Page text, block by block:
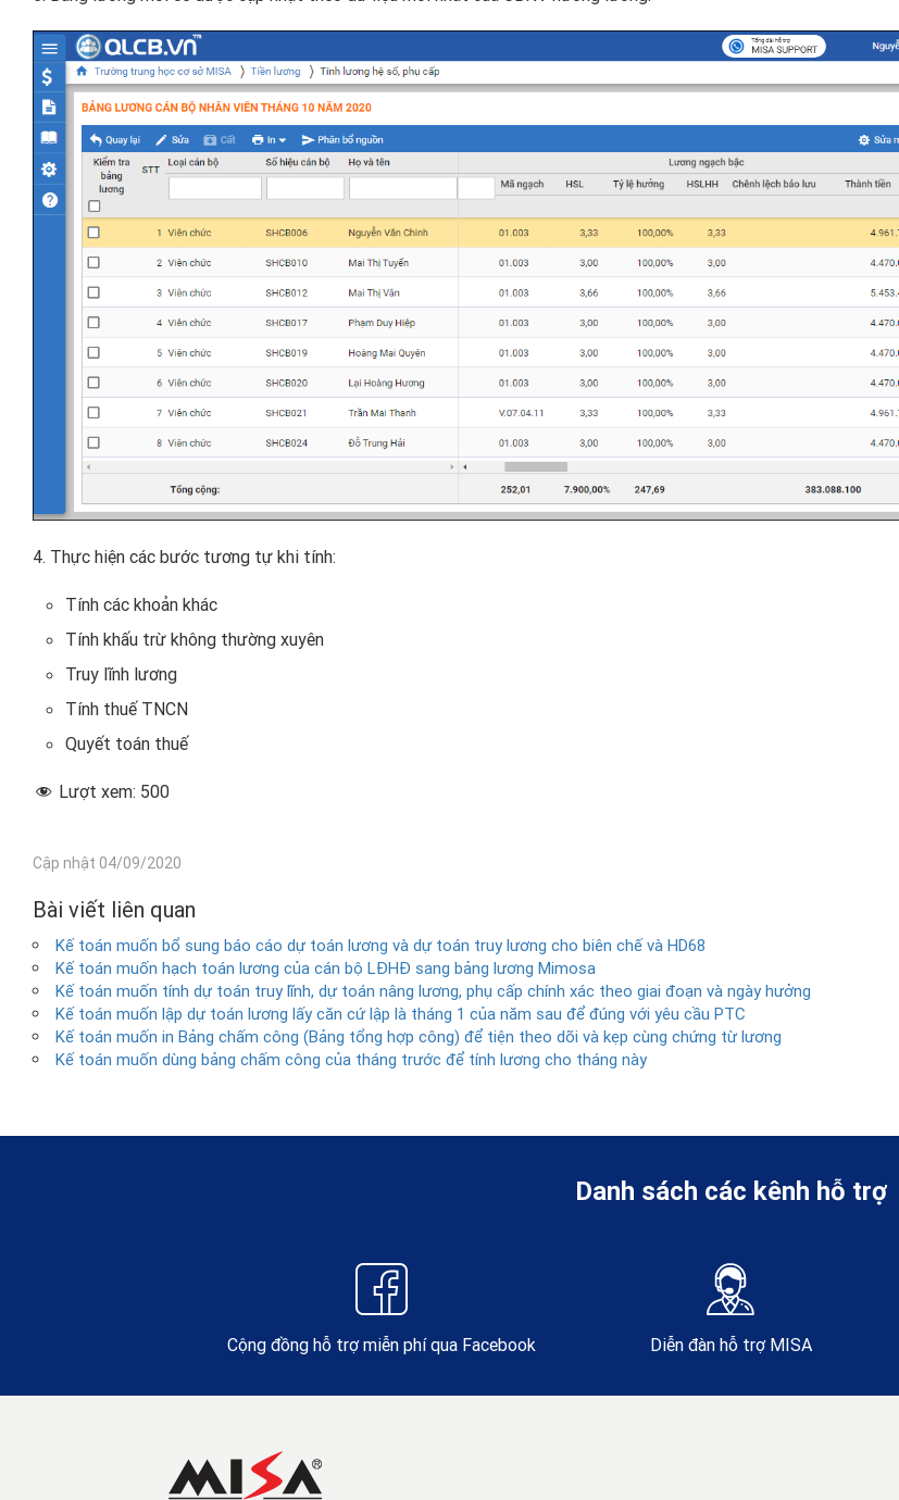
4. Thực hiện các bước tương tự khi tính:
Tính các khoản khác
Tính khấu trừ không thường xuyên
Truy lĩnh lương
Tính thuế TNCN
Quyết toán thuế
Lượt xem: 500
Cập nhật 04/09/2020
Bài viết liên quan
Kế toán muốn bổ sung báo cáo dự toán lương và dự toán truy lương cho biên chế và HD68
Kế toán muốn hạch toán lương của cán bộ LĐHĐ sang bảng lương Mimosa
Kế toán muốn tính dự toán truy lĩnh, dự toán nâng lương, phụ cấp chính xác theo giai đoạn và ngày hưởng
Kế toán muốn lập dự toán lương lấy căn cứ lập là tháng 1 của năm sau để đúng với yêu cầu PTC
Kế toán muốn in Bảng chấm công (Bảng tổng hợp công) để tiện theo dõi và kẹp cùng chứng từ lương
Kế toán muốn dùng bảng chấm công của tháng trước để tính lương cho tháng này
Danh sách các kênh hỗ trợ
Cộng đồng hỗ trợ miễn phí qua Facebook Diễn đàn hỗ trợ MISA